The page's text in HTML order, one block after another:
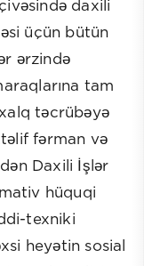
daxili
üçün bütün
ərzində
tam
təcrübəyə
fərman və
Daxili İşlər
hüquqi
texniki
heyətin sosial